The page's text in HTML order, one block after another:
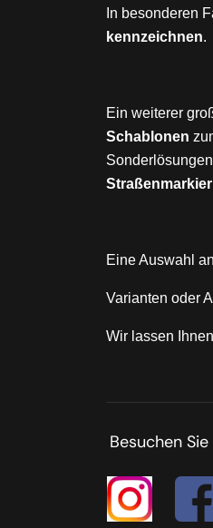
In besonderen
kennzeichnen.
Ein weiterer
Schablonen
Eine Auswahl an
Varianten oder
Wir lassen
Besuchen